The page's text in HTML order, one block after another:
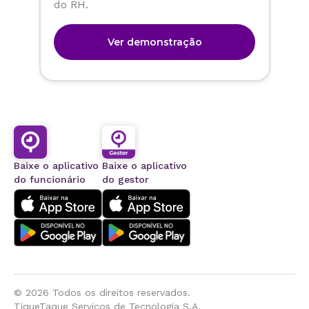
do RH.
Ver demonstração
Baixe o aplicativo
do funcionário
Baixe o aplicativo
do gestor
© 2026 Todos os direitos reservados.
TiqueTaque Serviços de Tecnologia S.A.